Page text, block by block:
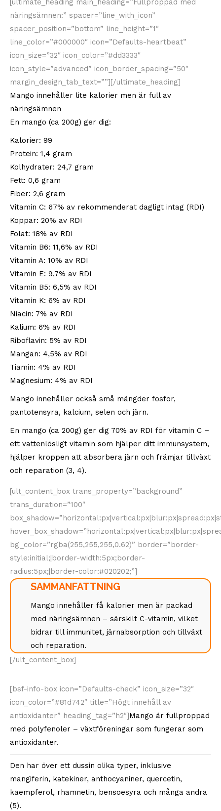
[ultimate_heading main_heading=”Fullproppad med
näringsämnen:” spacer=”line_with_icon”
spacer_position=”bottom” line_height=”1″
line_color=”#000000″ icon=”Defaults-heartbeat”
icon_size=”32″ icon_color=”#dd3333″
icon_style=”advanced” icon_border_spacing=”50″
margin_design_tab_text=””][/ultimate_heading]
Mango innehåller lite kalorier men är full av
näringsämnen
En mango (ca 200g) ger dig:
Kalorier: 99
Protein: 1,4 gram
Kolhydrater: 24,7 gram
Fett: 0,6 gram
Fiber: 2,6 gram
Vitamin C: 67% av rekommenderat dagligt intag (RDI)
Koppar: 20% av RDI
Folat: 18% av RDI
Vitamin B6: 11,6% av RDI
Vitamin A: 10% av RDI
Vitamin E: 9,7% av RDI
Vitamin B5: 6,5% av RDI
Vitamin K: 6% av RDI
Niacin: 7% av RDI
Kalium: 6% av RDI
Riboflavin: 5% av RDI
Mangan: 4,5% av RDI
Tiamin: 4% av RDI
Magnesium: 4% av RDI
Mango innehåller också små mängder fosfor,
pantotensyra, kalcium, selen och järn.
En mango (ca 200g) ger dig 70% av RDI för vitamin C –
ett vattenlösligt vitamin som hjälper ditt immunsystem,
hjälper kroppen att absorbera järn och främjar tillväxt
och reparation (3, 4).
[ult_content_box trans_property=”background”
trans_duration=”100″
bg_color=”rgba(255,255,255,0.62)” border=”border-
style:initial;|border-width:5px;border-
radius:5px;|border-color:#020202;”]
SAMMANFATTNING
Mango innehåller få kalorier men är packad
med näringsämnen – särskilt C-vitamin, vilket
bidrar till immunitet, järnabsorption och tillväxt
och reparation.
[/ult_content_box]
[bsf-info-box icon=”Defaults-check” icon_size=”32″
icon_color=”#81d742″ title=”Högt innehåll av
antioxidanter” heading_tag=”h2″]Mango är fullproppad
med polyfenoler – växtföreningar som fungerar som
antioxidanter.
Den har över ett dussin olika typer, inklusive
mangiferin, katekiner, anthocyaniner, quercetin,
kaempferol, rhamnetin, bensoesyra och många andra
(5).